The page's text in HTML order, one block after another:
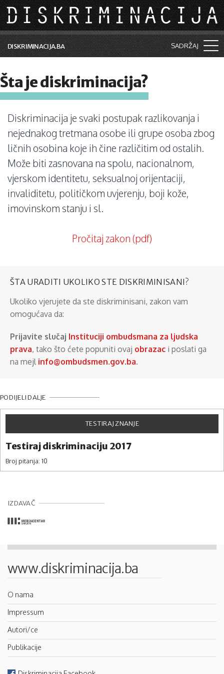
Skip to main content
DISKRIMINACIJA.BA SADRŽAJ
Vijesti i događaji
Kolumne
Lične priče
Saradnja sa medijima
Pretraga
Šta je diskriminacija?
Diskriminacija je svaki postupak razlikovanja i
nejednakog tretmana osobe ili grupe osoba zbog
ličnih osobina koje ih čine različitim od ostalih.
Može biti zasnovana na spolu, nacionalnom,
vjerskom identitetu, seksualnoj orijentaciji,
invaliditetu, političkom uvjerenju, boji kože,
imovinskom stanju i sl.
Pročitaj zakon (pdf)
ŠTA URADITI UKOLIKO STE DISKRIMINISANI?
Ukoliko vjerujete da ste diskriminisani, zakon vam
omogućava da:
Prijavite slučaj Instituciji ombudsmana za ljudska
prava, tako što ćete popuniti ovaj obrazac i poslati ga
na mejl info@ombudsmen.gov.ba.
PODIJELI DALJE
TESTIRAJ ZNANJE
Testiraj diskriminaciju 2017
Broj pitanja: 10
IZDAVAČ
www.diskriminacija.ba
O nama
Impressum
Autori/ce
Publikacije